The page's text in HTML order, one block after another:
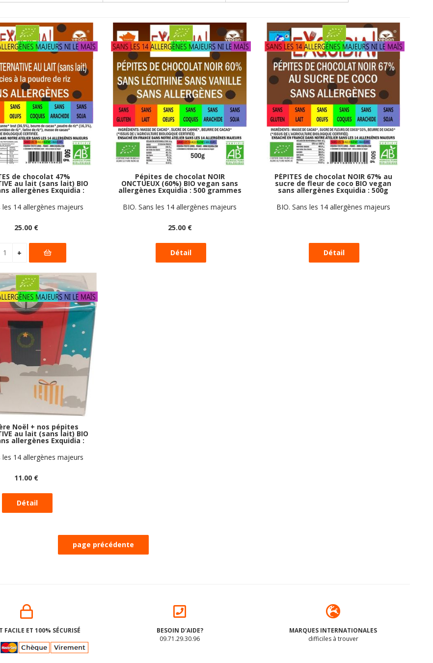
de chocolat 47%
au lait (sans lait) BIO
allergènes Exquidia :
500g
les 14 allergènes majeurs
25.00 €
Pépites de chocolat NOIR
ONCTUEUX (60%) BIO vegan sans
allergènes Exquidia : 500 grammes
BIO. Sans les 14 allergènes majeurs
25.00 €
PÉPITES de chocolat NOIR 67% au
sucre de fleur de coco BIO vegan
sans allergènes Exquidia : 500g
BIO. Sans les 14 allergènes majeurs
Noël + nos pépites
au lait (sans lait) BIO
allergènes Exquidia :
240g
les 14 allergènes majeurs
11.00 €
FACILE ET 100% SÉCURISÉ BESOIN D'AIDE?
09.71.29.30.96
MARQUES INTERNATIONALES
difficiles à trouver